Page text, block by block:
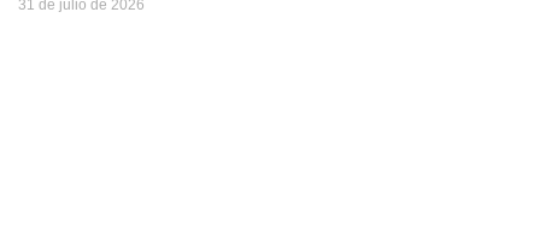
31 de julio de 2026